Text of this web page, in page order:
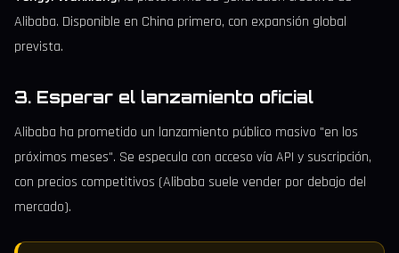
Alibaba. Disponible en China primero, con expansión global
prevista.
3. Esperar el lanzamiento oficial
Alibaba ha prometido un lanzamiento público masivo "en los
próximos meses". Se especula con acceso vía API y suscripción,
con precios competitivos (Alibaba suele vender por debajo del
mercado).